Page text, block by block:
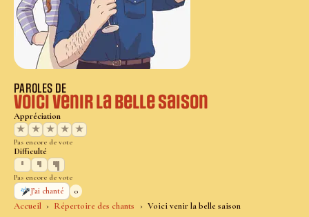
Accueil Répertoire des chants Voici venir la belle saison
PAROLES DE
Voici venir la belle saison
Appréciation
★
★ ★ ★ ★
Pas encore de vote
Difficulté
Pas encore de vote
J’ai chanté
0